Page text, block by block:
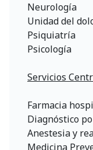
Neurología
Unidad del
Psiquiatría
Psicología
Servicios
Farmacia
Diagnóstico
Anestesia y
Medicina